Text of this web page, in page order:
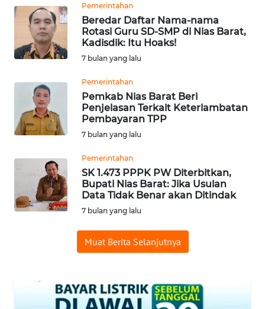
Pemerintahan
Beredar Daftar Nama-nama
Rotasi Guru SD-SMP di Nias Barat,
Kadisdik: Itu Hoaks!
7 bulan yang lalu
Pemerintahan
Pemkab Nias Barat Beri
Penjelasan Terkait Keterlambatan
Pembayaran TPP
7 bulan yang lalu
Pemerintahan
SK 1.473 PPPK PW Diterbitkan,
Bupati Nias Barat: Jika Usulan
Data Tidak Benar akan Ditindak
7 bulan yang lalu
Muat Berita Selanjutnya
WAHANA
KONSUMEN
WAHANA
TRAVEL
WAHANANEWS
ID
WAHANANEWS
NET